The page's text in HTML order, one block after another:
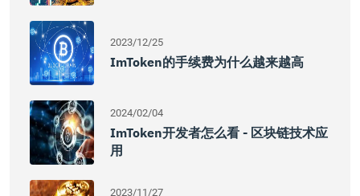
2023/12/25
ImToken的手续费为什么越来越高
2024/02/04
ImToken开发者怎么看 - 区块链技术应
用
2023/11/27